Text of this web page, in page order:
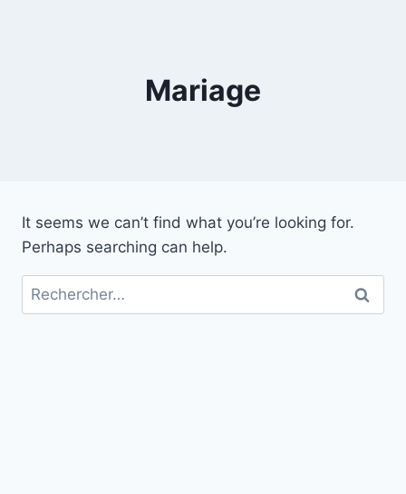
Mariage
It seems we can’t find what you’re looking for.
Perhaps searching can help.
Rechercher :